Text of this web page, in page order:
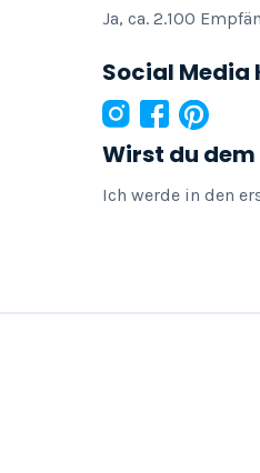
Social Media
Ja, ca. 2.100
Wirst du
Ich werde in den